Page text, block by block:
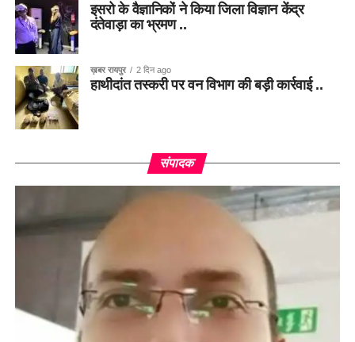
इसरो के वैज्ञानिकों ने किया जिला विज्ञान केंद्र
दंतेवाड़ा का भ्रमण ..
ख़बर रायपुर 2 दिन ago
हाथीदांत तस्करी पर वन विभाग की बड़ी कार्रवाई ..
संपादक